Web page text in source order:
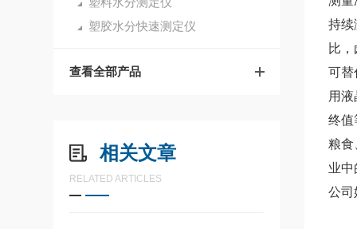
塑胶水分快速测定仪
查看全部产品
相关文章
RELATED ARTICLES
持续
比
可替
用
终值
粮食
业
公司